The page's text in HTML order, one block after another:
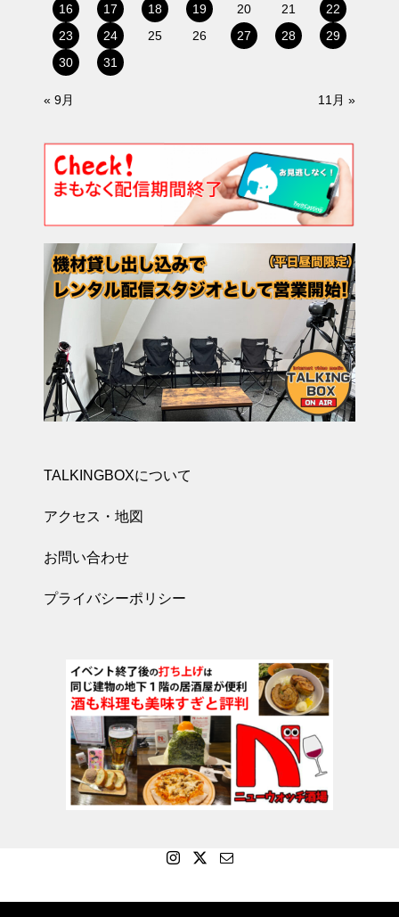
16
17 18 19 20 21
22
23
24 25 26 27 28
29
30
31
« 9月 11月 »
TALKINGBOXについて
アクセス・地図
お問い合わせ
プライバシーポリシー